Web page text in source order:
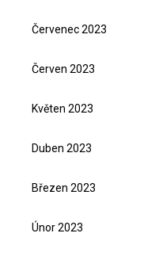
Červenec 2023
Červen 2023
Květen 2023
Duben 2023
Březen 2023
Únor 2023